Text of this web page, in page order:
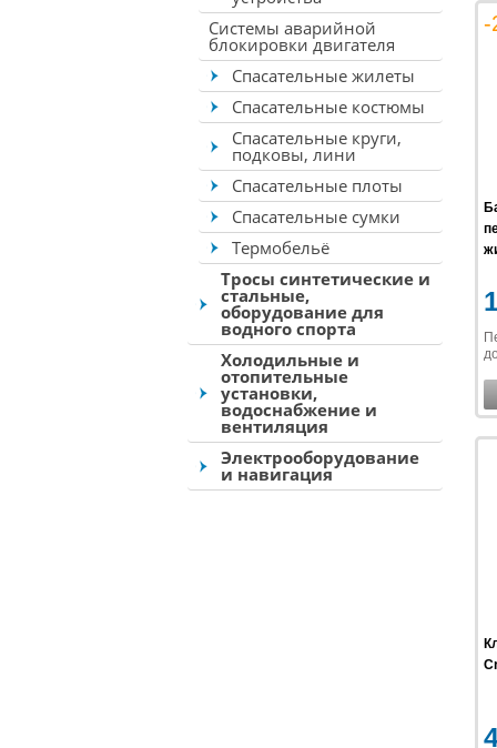
Системы аварийной
блокировки двигателя
Спасательные жилеты
Спасательные костюмы
Спасательные круги,
подковы, лини
Спасательные плоты
Спасательные сумки
Термобельё
Тросы синтетические и
стальные,
оборудование для
водного спорта
Холодильные и
отопительные
установки,
водоснабжение и
вентиляция
Электрооборудование
и навигация
-